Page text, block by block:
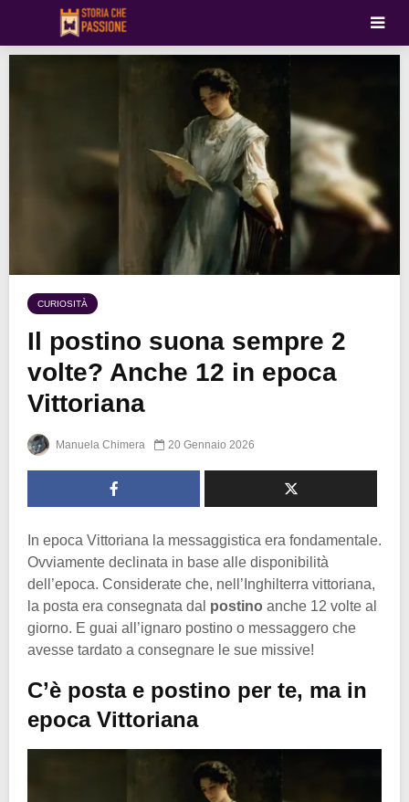
CURIOSITÀ
Il postino suona sempre 2
volte? Anche 12 in epoca
Vittoriana
Manuela Chimera 20 Gennaio 2026
In epoca Vittoriana la messaggistica era fondamentale.
Ovviamente declinata in base alle disponibilità
dell’epoca. Considerate che, nell’Inghilterra vittoriana,
la posta era consegnata dal postino anche 12 volte al
giorno. E guai all’ignaro postino o messaggero che
avesse tardato a consegnare le sue missive!
C’è posta e postino per te, ma in
epoca Vittoriana